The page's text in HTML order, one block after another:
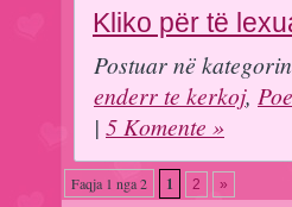
Kliko për të
Postuar në
enderr te kerkoj,
| 5 Komente »
Faqja 1 nga 2 1 2 »